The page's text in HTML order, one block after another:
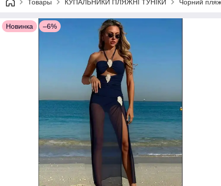
Товары КУПАЛЬНИКИ ПЛЯЖНІ ТУНІКИ Чорний
Новинка –6%